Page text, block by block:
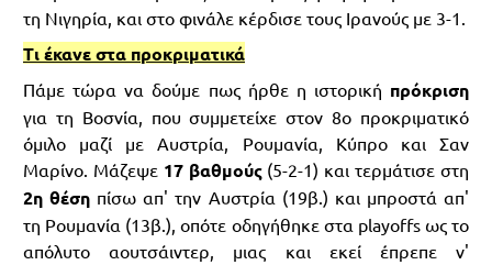
τη Νιγηρία, και στο φινάλε κέρδισε τους Ιρανούς με 3-1.
Τι έκανε στα προκριματικά
Πάμε τώρα να δούμε πως ήρθε η ιστορική πρόκριση
για τη Βοσνία, που συμμετείχε στον 8ο προκριματικό
όμιλο μαζί με Αυστρία, Ρουμανία, Κύπρο και Σαν
Μαρίνο. Μάζεψε 17 βαθμούς(5-2-1) και τερμάτισε στη
2η θέση πίσω απ' την Αυστρία (19β.) και μπροστά απ'
τη Ρουμανία (13β.), οπότε οδηγήθηκε στα playoffs ως το
απόλυτο αουτσάιντερ, μιας και εκεί έπρεπε ν'